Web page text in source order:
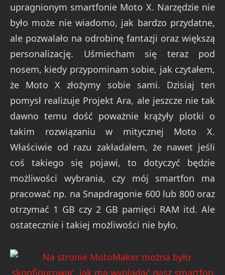
upragnionym smartfonie Moto X. Narzędzie nie
było może nie wiadomo, jak bardzo przydatne,
ale pozwalało na odrobinę fantazji oraz większą
personalizację. Uśmiecham się teraz pod
nosem, kiedy przypominam sobie, jak czytałem,
że Moto X złożymy sobie sami. Dzisiaj ten
pomysł realizuje Projekt Ara, ale jeszcze nie tak
dawno temu dość poważnie krążyły plotki o
takim rozwiązaniu w mitycznej Moto X.
Właściwie od razu zakładałem, że nawet jeśli
coś takiego się pojawi, to dotyczyć będzie
możliwości wybrania, czy mój smartfon ma
pracować np. na Snapdragonie 600 lub 800 oraz
otrzymać 1 GB czy 2 GB pamięci RAM itd. Ale
ostatecznie i takiej możliwości nie było.